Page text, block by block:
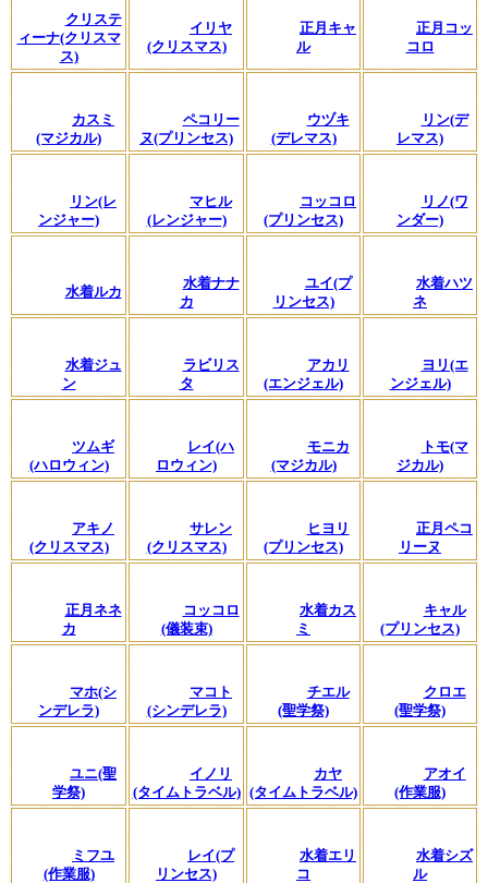
クリステ
ィーナ(クリスマ
ス)
イリヤ
(クリスマス)
正月キャ
ル
正月コッ
コロ
カスミ
(マジカル)
ペコリー
ヌ(プリンセス)
ウヅキ
(デレマス)
リン(デ
レマス)
リン(レ
ンジャー)
マヒル
(レンジャー)
コッコロ
(プリンセス)
リノ(ワ
ンダー)
水着ルカ
水着ナナ
カ
ユイ(プ
リンセス)
水着ハツ
ネ
水着ジュ
ン
ラビリス
タ
アカリ
(エンジェル)
ヨリ(エ
ンジェル)
ツムギ
(ハロウィン)
レイ(ハ
ロウィン)
モニカ
(マジカル)
トモ(マ
ジカル)
アキノ
(クリスマス)
サレン
(クリスマス)
ヒヨリ
(プリンセス)
正月ペコ
リーヌ
正月ネネ
カ
コッコロ
(儀装束)
水着カス
ミ
キャル
(プリンセス)
マホ(シ
ンデレラ)
マコト
(シンデレラ)
チエル
(聖学祭)
クロエ
(聖学祭)
ユニ(聖
学祭)
イノリ
(タイムトラベル)
カヤ
(タイムトラベル)
アオイ
(作業服)
ミフユ
(作業服)
レイ(プ
リンセス)
水着エリ
コ
水着シズ
ル